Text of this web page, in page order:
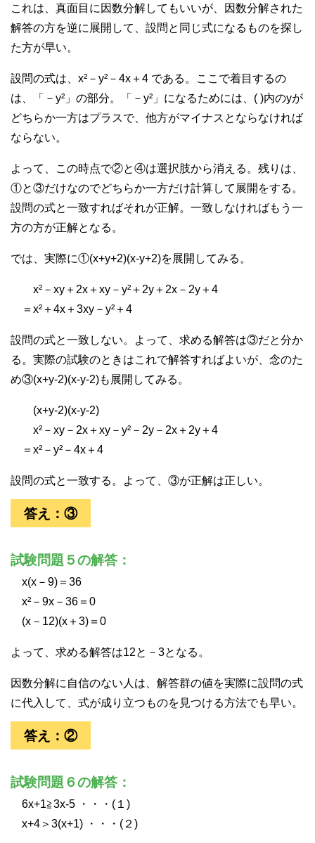
これは、真面目に因数分解してもいいが、因数分解された
解答の方を逆に展開して、設問と同じ式になるものを探し
た方が早い。
設問の式は、x²－y²－4x＋4 である。ここで着目するの
は、「－y²」の部分。「－y²」になるためには、( )内のyが
どちらか一方はプラスで、他方がマイナスとならなければ
ならない。
よって、この時点で②と④は選択肢から消える。残りは、
①と③だけなのでどちらか一方だけ計算して展開をする。
設問の式と一致すればそれが正解。一致しなければもう一
方の方が正解となる。
では、実際に①(x+y+2)(x-y+2)を展開してみる。
x²－xy＋2x＋xy－y²＋2y＋2x－2y＋4
＝x²＋4x＋3xy－y²＋4
設問の式と一致しない。よって、求める解答は③だと分か
る。実際の試験のときはこれで解答すればよいが、念のた
め③(x+y-2)(x-y-2)も展開してみる。
(x+y-2)(x-y-2)
x²－xy－2x＋xy－y²－2y－2x＋2y＋4
＝x²－y²－4x＋4
設問の式と一致する。よって、③が正解は正しい。
答え：③
試験問題５の解答：
x(x－9)＝36
x²－9x－36＝0
(x－12)(x＋3)＝0
よって、求める解答は12と－3となる。
因数分解に自信のない人は、解答群の値を実際に設問の式
に代入して、式が成り立つものを見つける方法でも早い。
答え：②
試験問題６の解答：
6x+1≧3x-5 ・・・(１)
x+4＞3(x+1) ・・・(２)